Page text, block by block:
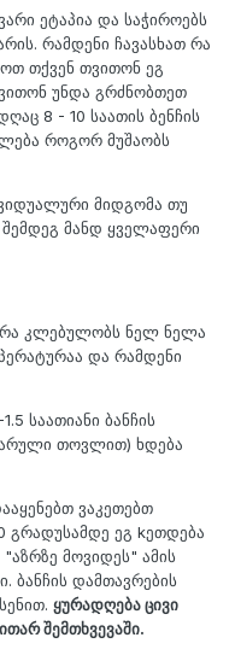
ეტაპია და საჭიროებს
რამდენი ჩავასხათ რა
თქვენ თვითონ ეგ
უნდა გრძნობთეთ
8 - 10 საათის ბენჩის
როგორ მუშაობს
მიდგომა თუ
მანდ ყველაფერი
კლებულობს ნელ ნელა
და რამდენი
საათიანი ბანჩის
თოვლით) ხდება
ვაკეთებთ
გრადუსამდე ეგ kეთდება
მოვიდეს" ამის
ბანჩის დამთავრების
ყურადღება ცივი
შემთხვევაში.